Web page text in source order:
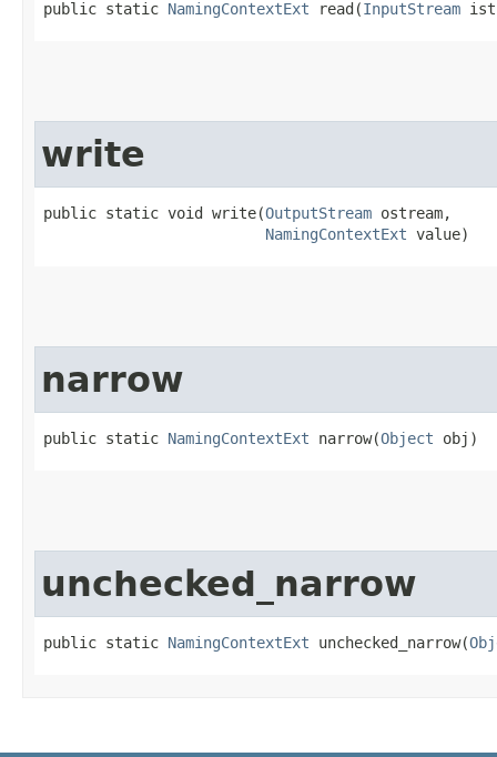
public static NamingContextExt read​(InputStream
write
public static void write​(OutputStream ostream,
NamingContextExt value)
narrow
public static NamingContextExt narrow​(Object obj)
unchecked_narrow
public static NamingContextExt unchecked_narrow​(